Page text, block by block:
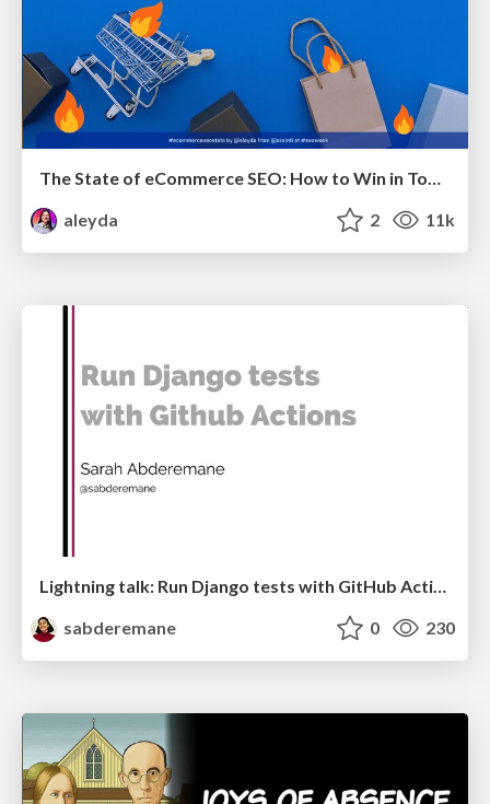
The State of eCommerce SEO: How to Win in Today's Products SERPs - #SEOweek
aleyda
2 11k
sabderemane
0 230